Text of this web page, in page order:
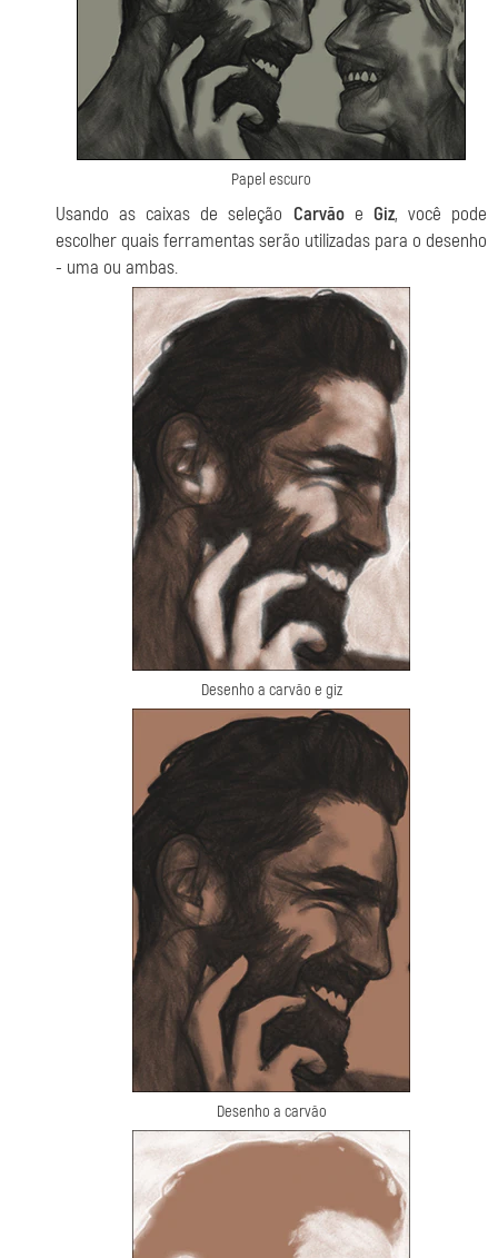
Papel escuro
Usando as caixas de seleção Carvãoe Giz, você pode
escolher quais ferramentas serão utilizadas para o desenho
- uma ou ambas.
Desenho a carvão e giz
Desenho a carvão